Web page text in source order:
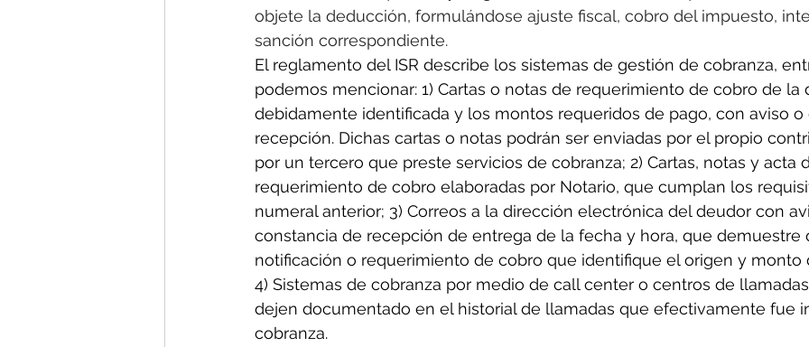
objete la deducción, formulándose ajuste fiscal, cobro del impuesto,
sanción correspondiente.
El reglamento del ISR describe los sistemas de gestión de cobranza,
podemos mencionar: 1) Cartas o notas de requerimiento de cobro de la
debidamente identificada y los montos requeridos de pago, con aviso
recepción. Dichas cartas o notas podrán ser enviadas por el propio
por un tercero que preste servicios de cobranza; 2) Cartas, notas y acta
requerimiento de cobro elaboradas por Notario, que cumplan los
numeral anterior; 3) Correos a la dirección electrónica del deudor con
constancia de recepción de entrega de la fecha y hora, que
notificación o requerimiento de cobro que identifique el origen y monto
4) Sistemas de cobranza por medio de call center o centros de
dejen documentado en el historial de llamadas que efectivamente fue
cobranza.